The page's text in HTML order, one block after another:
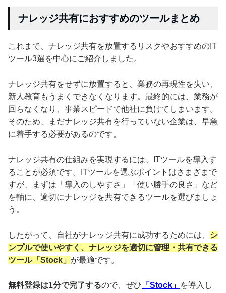
ナレッジ共有におすすめのツールまとめ
これまで、ナレッジ共有を放置するリスクやおすすめのIT
ツール3選を中心にご紹介しました。
ナレッジ共有をせずに放置すると、業務の再現性を失い、
新人教育もうまくできなくなります。最終的には、業務が
回らなくなり、事業スピードで他社に負けてしまいます。
そのため、まだナレッジ共有を行っていない企業は、早急
に着手する必要があるのです。
ナレッジ共有の仕組みを実現するには、ITツールを導入す
ることが必須です。ITツールを選ぶポイントはさまざまで
すが、まずは「導入のしやすさ」「使い勝手の良さ」など
を軸に、適切にナレッジを共有できるツールを選びましょ
う。
したがって、自社がナレッジ共有に成功するためには、 シ
ンプルで使いやすく、ナレッジを適切に管理・共有できる
ツール「Stock」 が最適です。
無料登録は1分で完了するので、ぜひ 「Stock」 を導入し